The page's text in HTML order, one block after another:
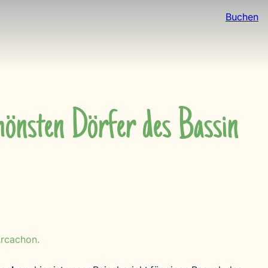
Buchen
Dörfer des Bassin